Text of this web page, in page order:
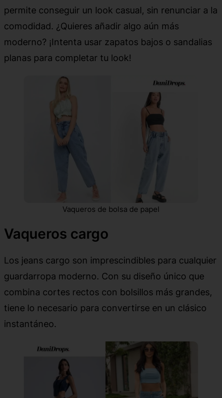
permite conseguir un look casual, sin renunciar a la
comodidad. ¿Quieres añadir algo aún más
moderno? ¡Intenta usar zapatos bajos o sandalias
planas para completar tu look!
Vaqueros de bolsa de papel
Vaqueros cargo
Los jeans cargo son imprescindibles para cualquier
guardarropa moderno. Con su diseño único que
combina cortes rectos con bolsillos más grandes,
tiene lo necesario para convertirse en un clásico
instantáneo.